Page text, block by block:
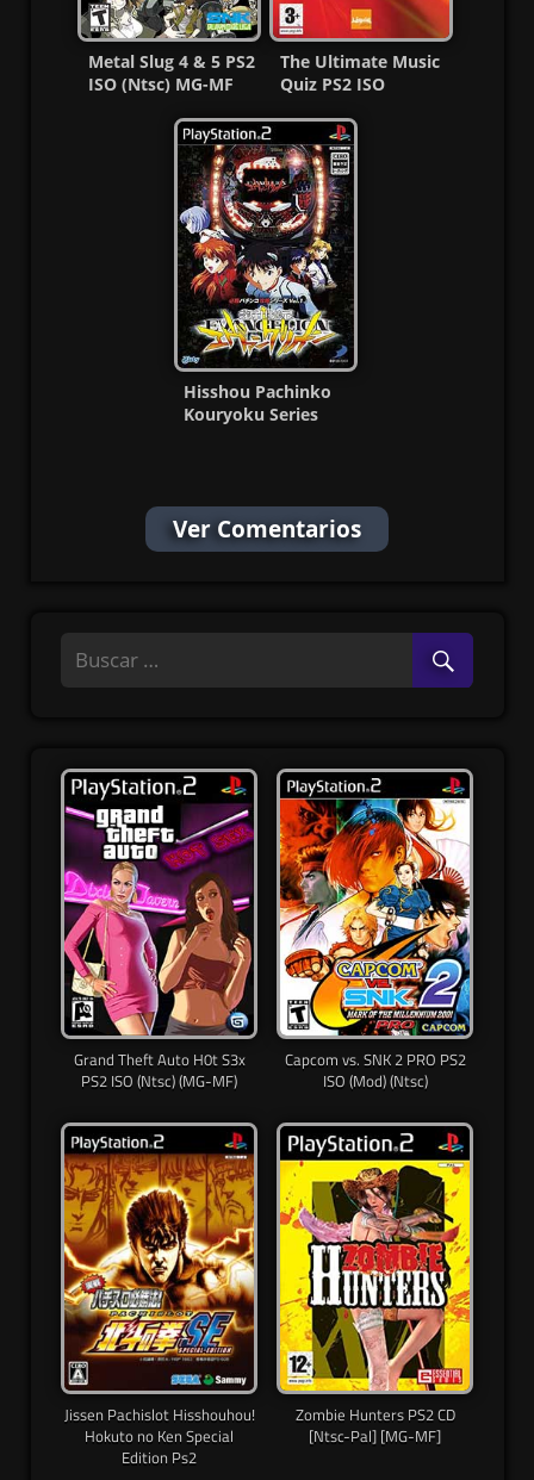
Metal Slug 4 & 5 PS2
ISO (Ntsc) MG-MF
The Ultimate Music
Quiz PS2 ISO
MF
Hisshou Pachinko
Kouryoku Series
Ver Comentarios
Grand Theft Auto H0t S3x
PS2 ISO (Ntsc) (MG-MF)
Capcom vs. SNK 2 PRO PS2
ISO (Mod) (Ntsc)
Jissen Pachislot Hisshouhou!
Hokuto no Ken Special
Edition Ps2
Zombie Hunters PS2 CD
[Ntsc-Pal] [MG-MF]